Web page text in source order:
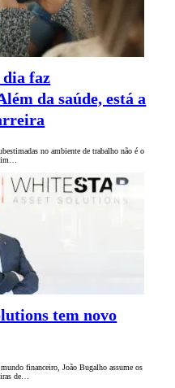
dia faz
da saúde, está a
no ambiente de trabalho não é o
tem novo
financeiro, João Bugalho assume os
de…